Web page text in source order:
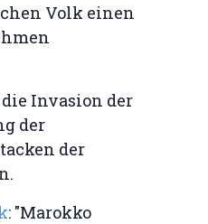
Volk einen
Invasion der
der
der
: "Marokko